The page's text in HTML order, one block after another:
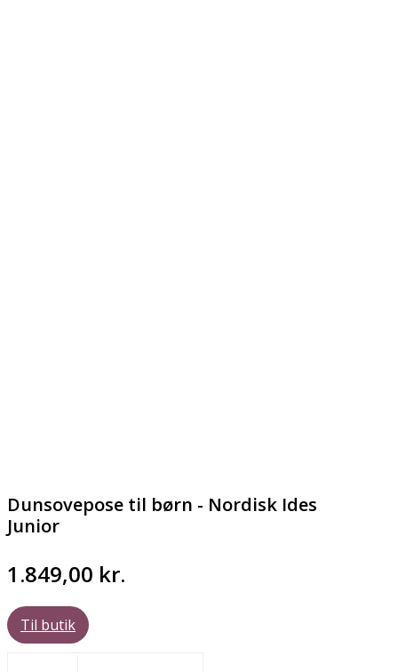
Dunsovepose til børn - Nordisk Ides
Junior
1.849,00 kr.
Til butik